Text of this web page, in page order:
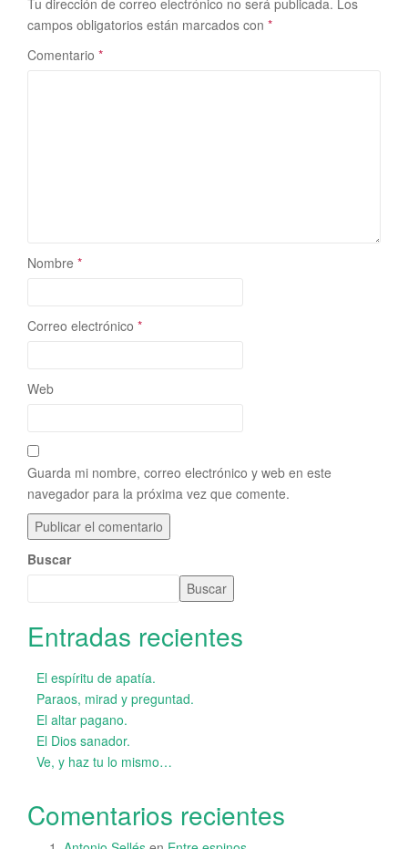
Tu dirección de correo electrónico no será publicada. Los
campos obligatorios están marcados con *
Comentario *
Nombre *
Correo electrónico *
Web
Guarda mi nombre, correo electrónico y web en este
navegador para la próxima vez que comente.
Buscar
Buscar
Entradas recientes
El espíritu de apatía.
Paraos, mirad y preguntad.
El altar pagano.
El Dios sanador.
Ve, y haz tu lo mismo…
Comentarios recientes